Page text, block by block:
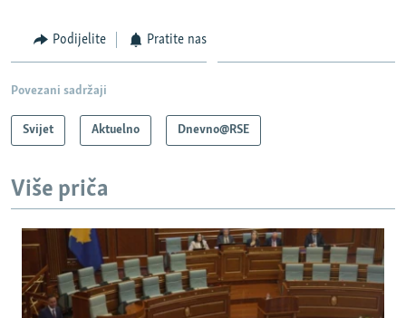
Podijelite Pratite nas
Povezani sadržaji
Svijet Aktuelno Dnevno@RSE
Više priča